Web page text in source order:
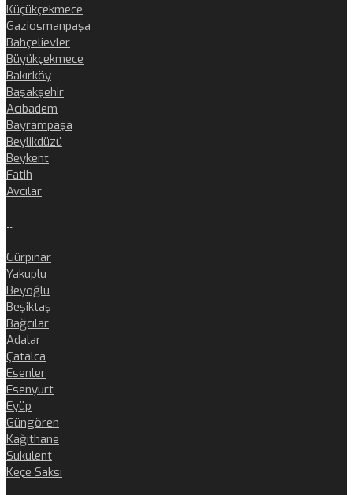
Küçükçekmece
Gaziosmanpaşa
Bahçelievler
Büyükçekmece
Bakırköy
Başakşehir
Acıbadem
Bayrampaşa
Beylikdüzü
Beykent
Fatih
Avcılar
..
Gürpınar
Yakuplu
Beyoğlu
Beşiktaş
Bağcılar
Adalar
Çatalca
Esenler
Esenyurt
Eyüp
Güngören
Kağıthane
Sukulent
Keçe Saksı